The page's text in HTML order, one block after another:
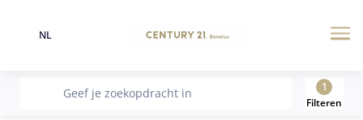
Taal
NL
recherche
Geef je zoekopdracht in
1
Filteren